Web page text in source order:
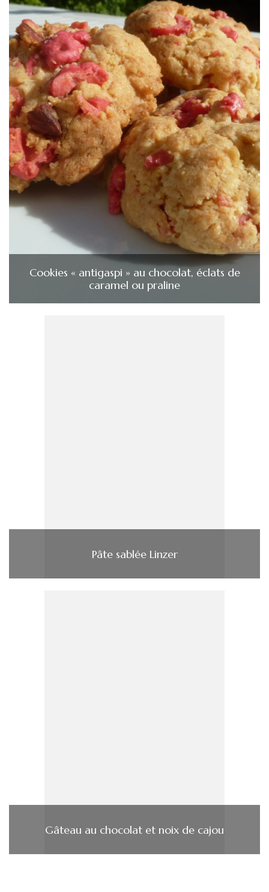
Cookies « antigaspi » au chocolat, éclats de
caramel ou praline
Pâte sablée Linzer
Gâteau au chocolat et noix de cajou